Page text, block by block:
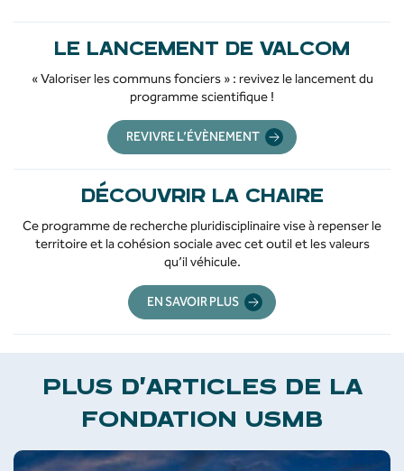
LE LANCEMENT DE VALCOM
« Valoriser les communs fonciers » : revivez le lancement du
programme scientifique !
REVIVRE L’ÉVÈNEMENT
DÉCOUVRIR LA CHAIRE
Ce programme de recherche pluridisciplinaire vise à repenser le
territoire et la cohésion sociale avec cet outil et les valeurs
qu’il véhicule.
EN SAVOIR PLUS
PLUS D’ARTICLES DE LA
FONDATION USMB